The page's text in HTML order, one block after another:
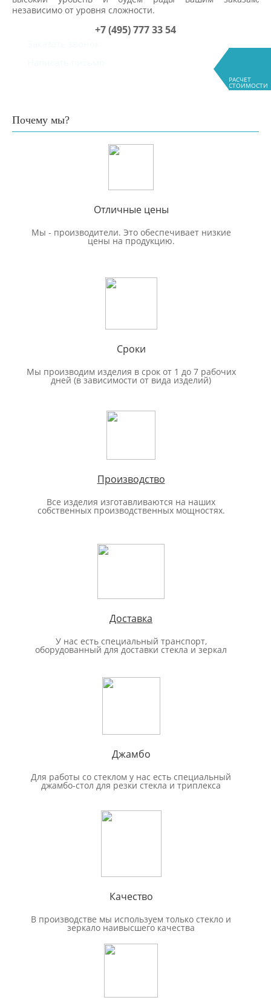
РАСЧЕТ
СТОИМОСТИ
независимо от уровня сложности.
+7 (495) 777 33 54
Почему мы?
Отличные цены
Мы - производители. Это обеспечивает низкие
цены на продукцию.
Сроки
Мы производим изделия в срок от 1 до 7 рабочих
дней (в зависимости от вида изделий)
Производство
Все изделия изготавливаются на наших
собственных производственных мощностях.
Доставка
У нас есть специальный транспорт,
оборудованный для доставки стекла и зеркал
Джамбо
Для работы со стеклом у нас есть специальный
джамбо-стол для резки стекла и триплекса
Качество
В производстве мы используем только стекло и
зеркало наивысшего качества